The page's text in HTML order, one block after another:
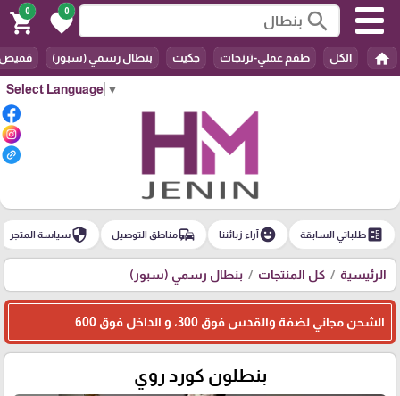
Select Language ▼
search
0
favorite
0
shopping_cart
home الكل طقم عملي-ترنجات جكيت بنطال رسمي (سبور)
ballotطلباتي السابقة emoji_emotionsآراء زبائننا commuteمناطق التوصيل securityسياسة المتجر
الرئيسية كل المنتجات بنطال رسمي (سبور)
الشحن مجاني لضفة والقدس فوق 300، و الداخل فوق 600
بنطلون كورد روي